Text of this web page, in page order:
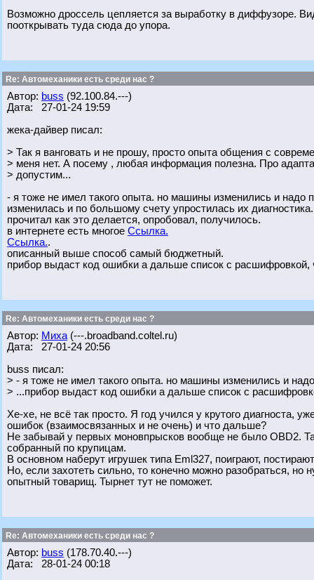
Возможно дроссель цепляется за выработку в диффузоре.
пооткрывать туда сюда до упора.
Re: Автомеханики есть среди нас ?
Автор: buss (92.100.84.---)
Дата: 27-01-24 19:59
жека-дайвер писал:
> Так я ванговать и не прошу, просто опыта общения с
> меня нет. А посему , любая информация полезна. Про
> допустим...
- я тоже не имел такого опыта. но машины изменились и надо
изменилась и по большому счету упростилась их диагностика.
прочитал как это делается, опробовал, получилось.
в интернете есть многое Ссылка.
Ссылка..
описанный выше способ самый бюджетный.
прибор выдаст код ошибки а дальше список с расшифровкой,
Re: Автомеханики есть среди нас ?
Автор: Миха (---.broadband.coltel.ru)
Дата: 27-01-24 20:56
buss писал:
> - я тоже не имел такого опыта. но машины изменились и
> ...прибор выдаст код ошибки а дальше список с
Хе-хе, не всё так просто. Я год учился у крутого диагноста,
ошибок (взаимосвязанных и не очень) и что дальше?
Не забывай у первых моновпрысков вообще не было OBD2.
собранный по крупицам.
В основном наберут игрушек типа Eml327, поиграют,
Но, если захотеть сильно, то конечно можно разобраться,
опытный товарищ. Тырнет тут не поможет.
Re: Автомеханики есть среди нас ?
Автор: buss (178.70.40.---)
Дата: 28-01-24 00:18